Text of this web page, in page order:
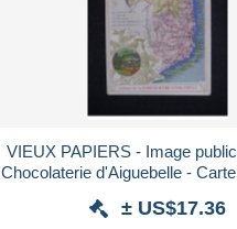
VIEUX PAPIERS - Image
Chocolaterie d'Aiguebelle -
± US$17.36